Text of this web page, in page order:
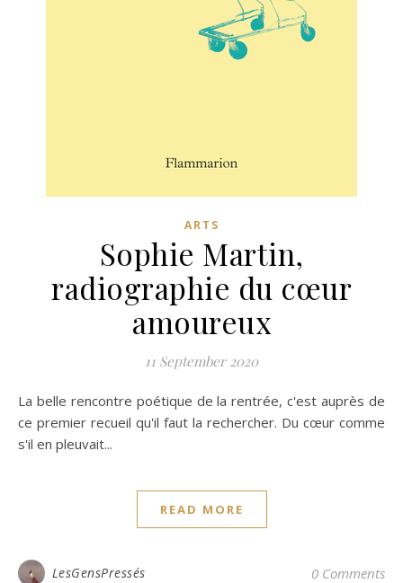
ARTS
Sophie Martin,
radiographie du cœur
amoureux
11 September 2020
La belle rencontre poétique de la rentrée, c'est auprès de
ce premier recueil qu'il faut la rechercher. Du cœur comme
s'il en pleuvait...
READ MORE
LesGensPressés 0 Comments